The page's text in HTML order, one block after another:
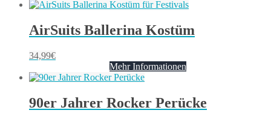
AirSuits Ballerina Kostüm
34,99€
Mehr Informationen
90er Jahrer Rocker Perücke